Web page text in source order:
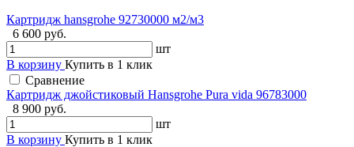
Картридж hansgrohe 92730000 м2/м3
6 600 руб.
шт
В корзину Купить в 1 клик
Сравнение
Картридж джойстиковый Hansgrohe Pura vida 96783000
8 900 руб.
шт
В корзину Купить в 1 клик